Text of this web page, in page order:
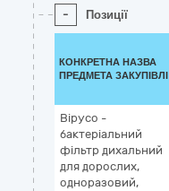
- Позиції
КОНКРЕТНА НАЗВА
ПРЕДМЕТА ЗАКУПІВЛІ
Вірусо -
бактеріальний
фільтр дихальний
для дорослих,
одноразовий,